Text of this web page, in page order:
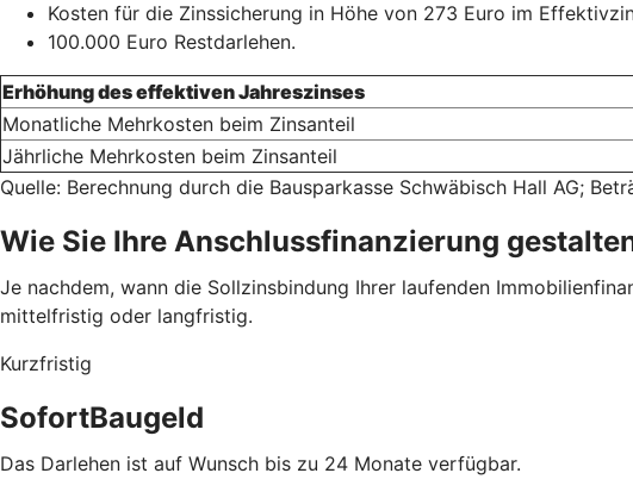
Kosten für die Zinssicherung in Höhe von 273 Euro im
100.000 Euro Restdarlehen.
Erhöhung des effektiven Jahreszinses
Monatliche Mehrkosten beim Zinsanteil
Jährliche Mehrkosten beim Zinsanteil
Quelle: Berechnung durch die Bausparkasse Schwäbisch Hall AG;
Wie Sie Ihre Anschlussfinanzierung
Je nachdem, wann die Sollzinsbindung Ihrer laufenden
mittelfristig oder langfristig.
Kurzfristig
SofortBaugeld
Das Darlehen ist auf Wunsch bis zu 24 Monate verfügbar.